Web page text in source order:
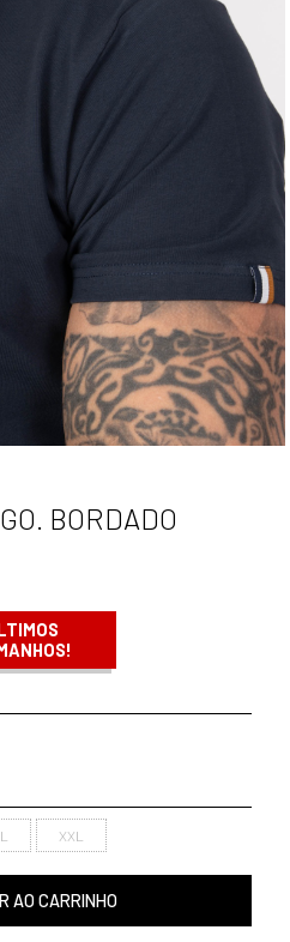
BORDADO
XXL
AO CARRINHO